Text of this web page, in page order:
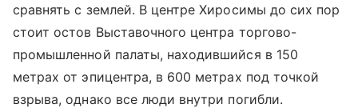
сравнять с землей. В центре Хиросимы до сих пор
стоит остов Выставочного центра торгово-
промышленной палаты, находившийся в 150
метрах от эпицентра, в 600 метрах под точкой
взрыва, однако все люди внутри погибли.